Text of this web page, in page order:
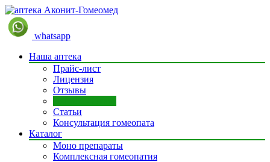
whatsapp
Наша аптека
Прайс-лист
Лицензия
Отзывы
Статьи
Консультация гомеопата
Каталог
Моно препараты
Комплексная гомеопатия